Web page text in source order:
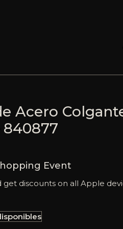
Acero
840877
Event
get discounts on all Apple